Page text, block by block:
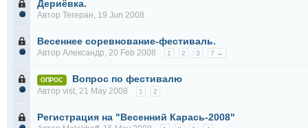
Дериёвка.
Автор Тегеран, 19 Jun 2008
Весеннее соревнование-фестиваль.
Автор Александр, 20 Feb 2008 1 2 3 7 →
ОПРОС Вопрос по фестивалю
Автор vist, 21 May 2008 1 2
Регистрация на "Весенний Карась-2008"